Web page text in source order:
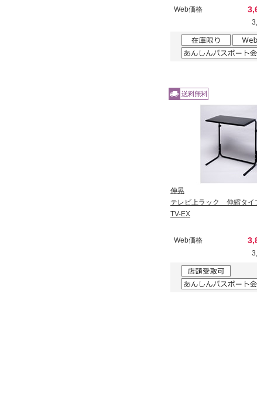
Web価格
伸晃
テレビ上ラック 伸縮タイ
TV-EX
Web価格